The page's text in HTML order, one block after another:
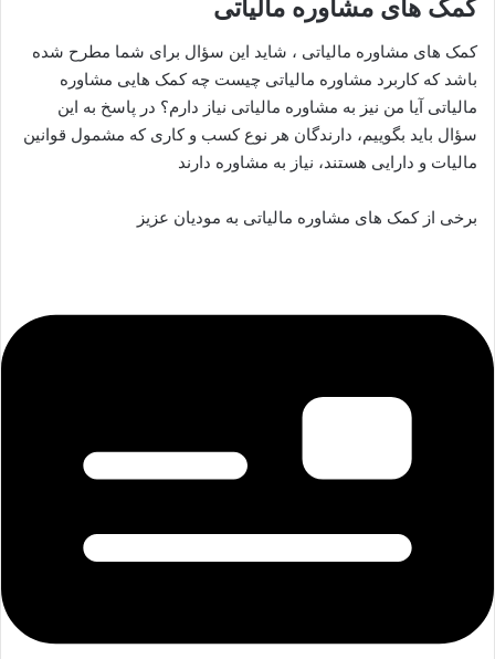
کمک های مشاوره مالیاتی
کمک های مشاوره مالیاتی ، شاید این سؤال برای شما مطرح شده
باشد که کاربرد مشاوره مالیاتی چیست چه کمک هایی مشاوره
مالیاتی آیا من نیز به مشاوره مالیاتی نیاز دارم؟ در پاسخ به این
سؤال باید بگوییم، دارندگان هر نوع کسب و کاری که مشمول قوانین
مالیات و دارایی هستند، نیاز به مشاوره دارند
برخی از کمک های مشاوره مالیاتی به مودیان عزیز